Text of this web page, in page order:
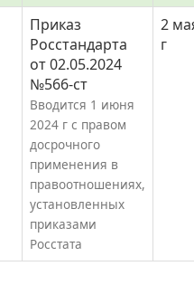
Приказ
Росстандарта
от 02.05.2024
№566-ст
Вводится 1 июня
2024 г с правом
досрочного
применения в
правоотношениях,
установленных
приказами
Росстата
2
г